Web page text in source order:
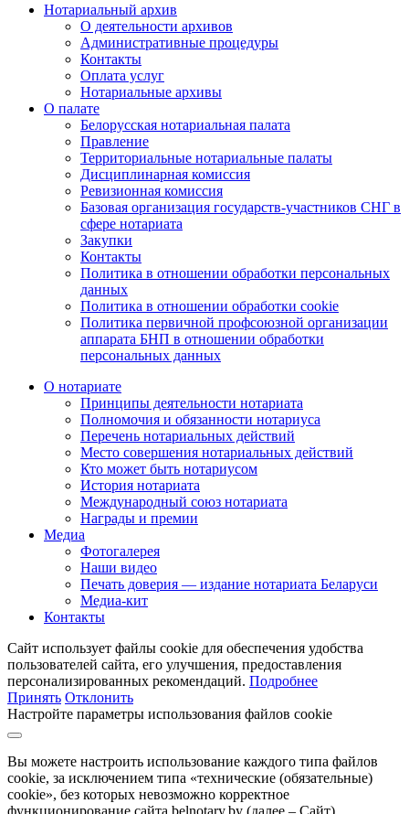
Нотариальный архив
О деятельности архивов
Административные процедуры
Контакты
Оплата услуг
Нотариальные архивы
О палате
Белорусская нотариальная палата
Правление
Территориальные нотариальные палаты
Дисциплинарная комиссия
Ревизионная комиссия
Базовая организация государств-участников СНГ в
сфере нотариата
Закупки
Контакты
Политика в отношении обработки персональных
данных
Политика в отношении обработки cookie
Политика первичной профсоюзной организации
аппарата БНП в отношении обработки
персональных данных
О нотариате
Принципы деятельности нотариата
Полномочия и обязанности нотариуса
Перечень нотариальных действий
Место совершения нотариальных действий
Кто может быть нотариусом
История нотариата
Международный союз нотариата
Награды и премии
Медиа
Фотогалерея
Наши видео
Печать доверия — издание нотариата Беларуси
Медиа-кит
Контакты
Сайт использует файлы cookie для обеспечения удобства
пользователей сайта, его улучшения, предоставления
персонализированных рекомендаций. Подробнее
Принять Отклонить
Настройте параметры использования файлов cookie
Вы можете настроить использование каждого типа файлов
cookie, за исключением типа «технические (обязательные)
cookie», без которых невозможно корректное
функционирование сайта belnotary.by (далее – Сайт).